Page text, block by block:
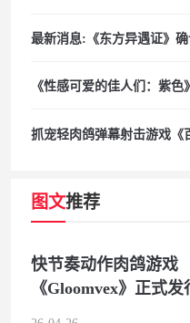
最新消息:《东方异遇证》确
《性感可爱的佳人们：紫
抓宠轻肉鸽弹幕射击游戏《
图文推荐
快节奏动作肉鸽游戏
《Gloomvex》正式发